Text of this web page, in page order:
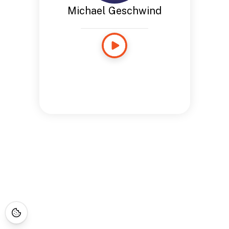
Michael Geschwind